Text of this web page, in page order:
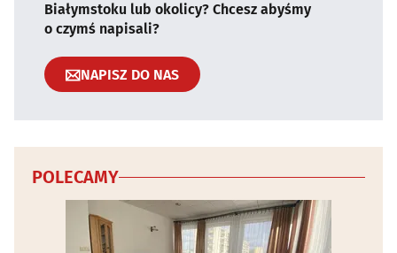
Białymstoku lub okolicy? Chcesz abyśmy
o czymś napisali?
NAPISZ DO NAS
POLECAMY